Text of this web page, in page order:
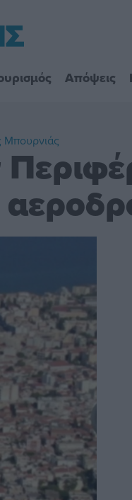
Απόψεις
Μπουρνιάς